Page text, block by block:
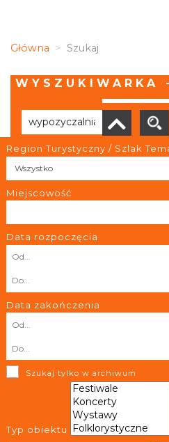
Główna Szukaj
WYSZUKIWARKA
Region Turystyczny / Szlak
Miejscowość
Data rozpoczęcia
Data zakończenia
Szukaj tylko w archiwum
Typ obiektu
Brak
TRASY
PANORAMY
WYDARZENIA